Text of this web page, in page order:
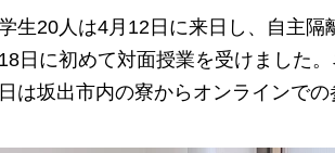
生20人は4月12日に来日し、自主隔
日に初めて対面授業を受けました
は坂出市内の寮からオンラインでの